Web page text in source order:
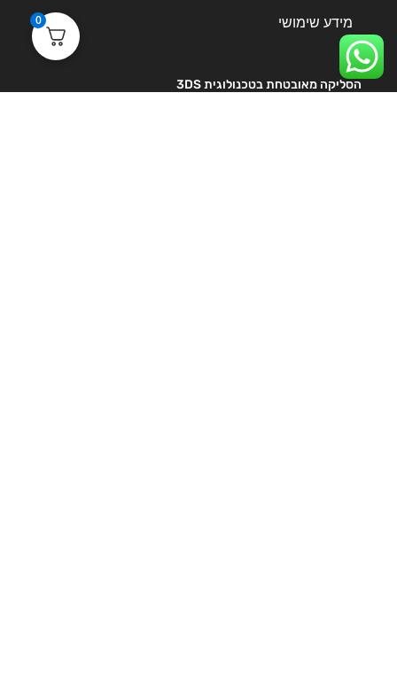
מידע שימושי
הסליקה מאובטחת בטכנולוגית 3DS
0